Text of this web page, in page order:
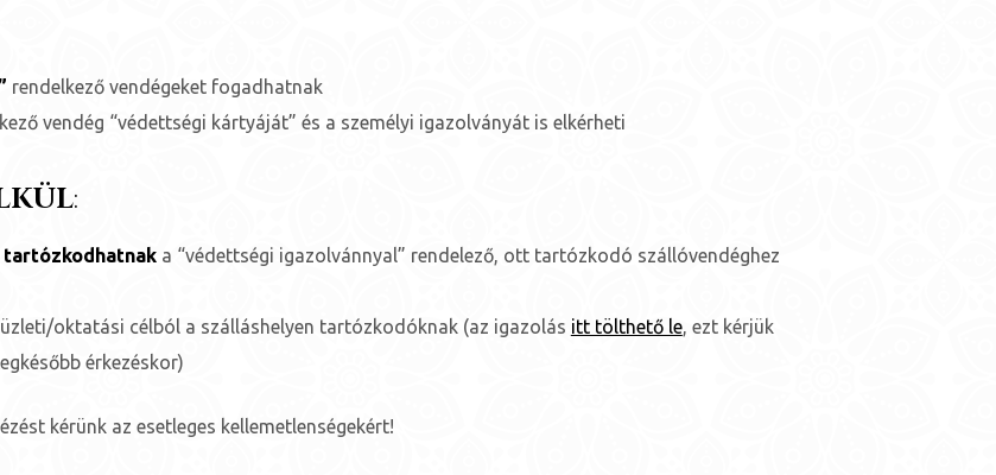
rendelkező vendégeket fogadhatnak
vendég “védettségi kártyáját” és a személyi igazolványát is elkérheti
:
a “védettségi igazolvánnyal” rendelező, ott tartózkodó szállóvendéghez
oktatási célból a szálláshelyen tartózkodóknak (az igazolás itt tölthető le, ezt kérjük
érkezéskor)
kérünk az esetleges kellemetlenségekért!